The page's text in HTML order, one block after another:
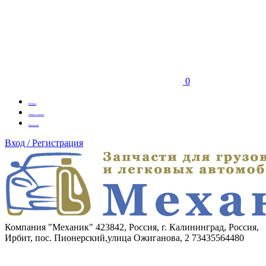
0
Бренды
Оплата заказа
Вакансии
Вход / Регистрация
Компания "Механик" 423842, Россия, г. Калининград, Россия,
Ирбит, пос. Пионерский,улица Ожиганова, 2 73435564480